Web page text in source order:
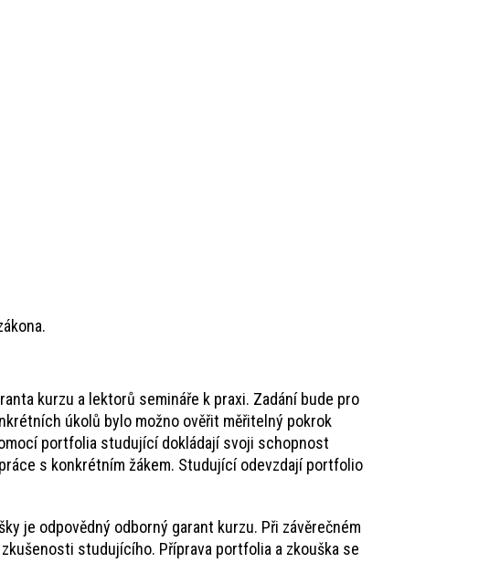
kurzu a lektorů semináře k praxi. Zadání bude pro
úkolů bylo možno ověřit měřitelný pokrok
portfolia studující dokládají svoji schopnost
s konkrétním žákem. Studující odevzdají portfolio
je odpovědný odborný garant kurzu. Při závěrečném
studujícího. Příprava portfolia a zkouška se